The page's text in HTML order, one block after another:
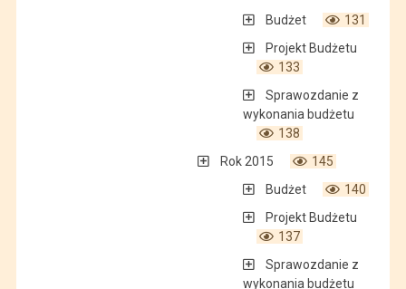
Budżet
131
Projekt Budżetu
133
Sprawozdanie z
wykonania budżetu
138
Rok 2015
145
Budżet
140
Projekt Budżetu
137
Sprawozdanie z
wykonania budżetu